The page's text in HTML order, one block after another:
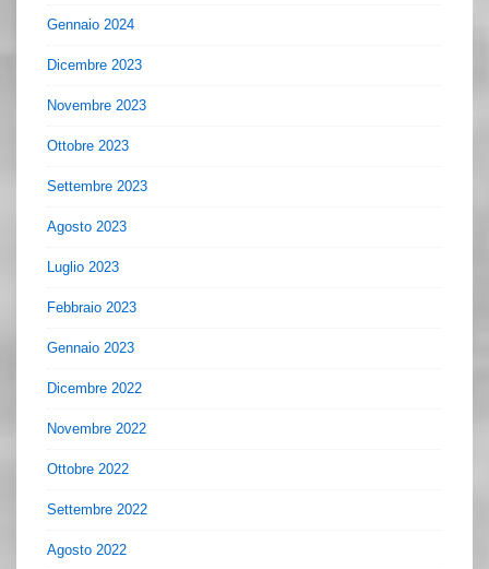
Gennaio 2024
Dicembre 2023
Novembre 2023
Ottobre 2023
Settembre 2023
Agosto 2023
Luglio 2023
Febbraio 2023
Gennaio 2023
Dicembre 2022
Novembre 2022
Ottobre 2022
Settembre 2022
Agosto 2022